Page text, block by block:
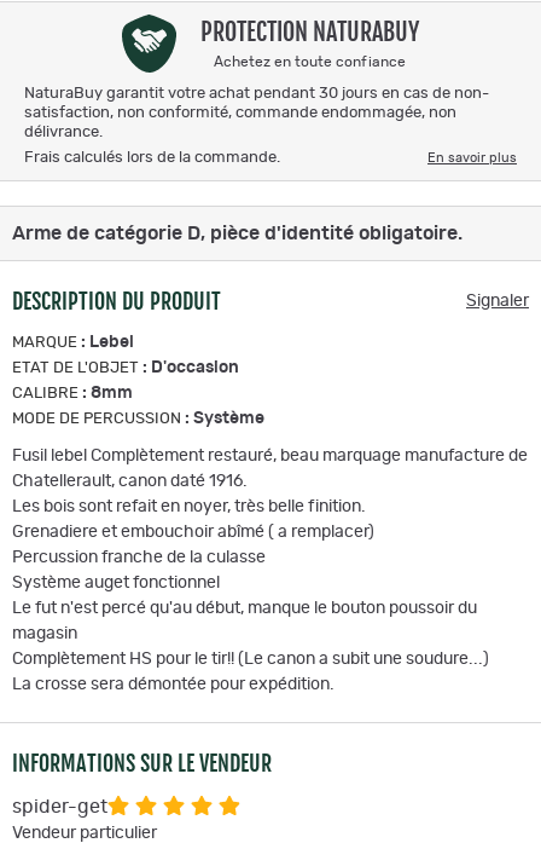
PROTECTION NATURABUY
Achetez en toute confiance
NaturaBuy garantit votre achat pendant 30 jours en cas de non-
satisfaction, non conformité, commande endommagée, non
délivrance.
Frais calculés lors de la commande.
En savoir plus
Arme de catégorie D, pièce d'identité obligatoire.
DESCRIPTION DU PRODUIT Signaler
MARQUE : Lebel
ETAT DE L'OBJET : D'occasion
CALIBRE : 8mm
MODE DE PERCUSSION : Système
Fusil lebel Complètement restauré, beau marquage manufacture de
Chatellerault, canon daté 1916.
Les bois sont refait en noyer, très belle finition.
Grenadiere et embouchoir abîmé ( a remplacer)
Percussion franche de la culasse
Système auget fonctionnel
Le fut n'est percé qu'au début, manque le bouton poussoir du
magasin
Complètement HS pour le tir!! (Le canon a subit une soudure...)
La crosse sera démontée pour expédition.
INFORMATIONS SUR LE VENDEUR
spider-get
Vendeur particulier